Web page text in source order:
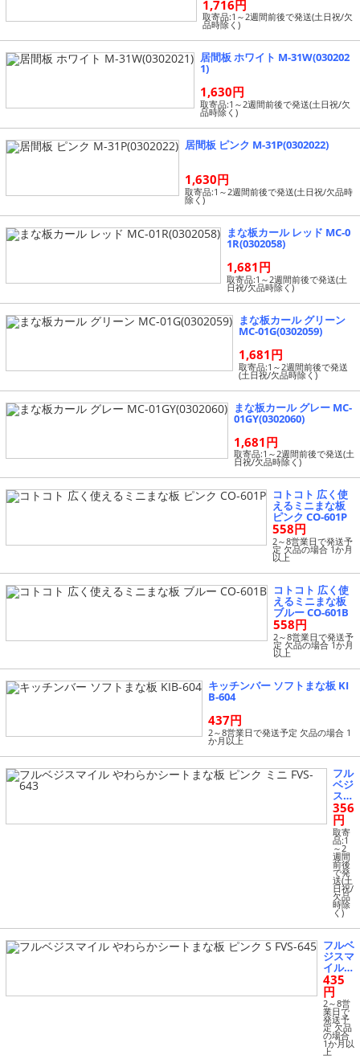
1,716円
取寄品:1～2週間前後で発送(土日祝/欠
品時除く)
居間板 ホワイト M-31W(030202
1)
1,630円
取寄品:1～2週間前後で発送(土日祝/欠
品時除く)
居間板 ピンク M-31P(0302022)
1,630円
取寄品:1～2週間前後で発送(土日祝/欠品時
除く)
まな板カール レッド MC-0
1R(0302058)
1,681円
取寄品:1～2週間前後で発送(土
日祝/欠品時除く)
まな板カール グリーン
MC-01G(0302059)
1,681円
取寄品:1～2週間前後で発送
(土日祝/欠品時除く)
まな板カール グレー MC-
01GY(0302060)
1,681円
取寄品:1～2週間前後で発送(土
日祝/欠品時除く)
コトコト 広く使
えるミニまな板
ピンク CO-601P
558円
2～8営業日で発送予
定 欠品の場合 1か月
以上
コトコト 広く使
えるミニまな板
ブルー CO-601B
558円
2～8営業日で発送予
定 欠品の場合 1か月
以上
キッチンバー ソフトまな板 KI
B-604
437円
2～8営業日で発送予定 欠品の場合 1
か月以上
フル
ベジ
スマ
イル
やわ
らか
シー
トま
な板
ピン
ク
ミニ
FVS-
643
356
円
取寄
品:1
～2
週間
前後
で発
送(土
日祝/
欠品
時除
く)
フルベ
ジスマ
イル
やわら
かシー
トまな
板 ピ
ンク S
FVS-6
45
435
円
2～8営
業日で
発送予
定 欠品
の場合
1か月以
上